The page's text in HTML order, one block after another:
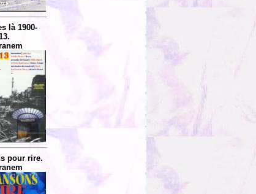
là 1900-
pour rire.